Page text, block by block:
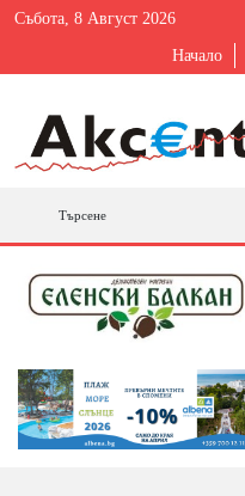
Събота, 8 Август 2026
Начало
Търсене